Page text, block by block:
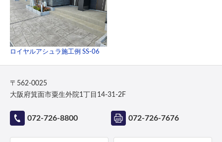
ロイヤルアシュラ施工例 SS-06
〒562-0025
大阪府箕面市粟生外院1丁目14-31-2F
072-726-8800 072-726-7676